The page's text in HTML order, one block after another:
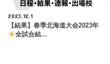
2023.12.1
【結果】春季北海道大会2023年
全試合結…